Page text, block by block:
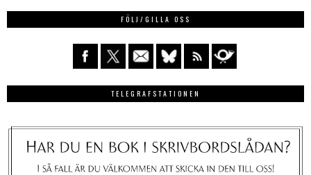
FÖLJ/GILLA OSS
TELEGRAFSTATIONEN